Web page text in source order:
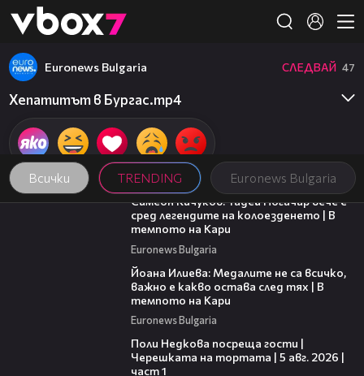
👾
Всички TRENDING Euronews Bulgaria
Euronews Bulgaria СЛЕДВАЙ 47
Хепатитът в Бургас.mp4
11:23
Симеон Кичуков: Тадей Погачар вече е
сред легендите на колоезденето | В
темпото на Кари
Euronews Bulgaria
Йоана Илиева: Медалите не са всичко,
важно е какво остава след тях | В
темпото на Кари
Euronews Bulgaria
Поли Недкова посреща гости |
Черешката на тортата | 5 авг. 2026 |
част 1